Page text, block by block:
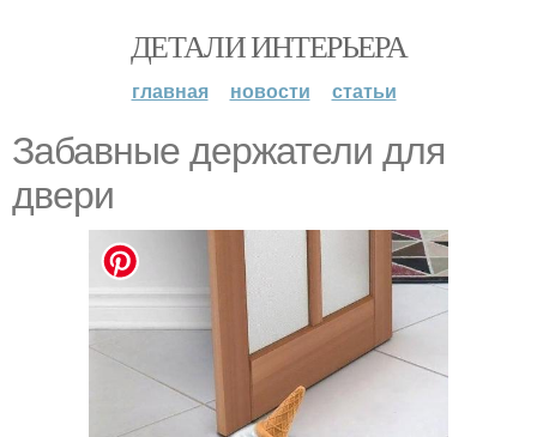
ДЕТАЛИ ИНТЕРЬЕРА
главная новости статьи
Забавные держатели для
двери